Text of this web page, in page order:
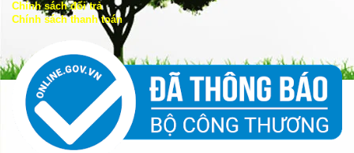
Chính sách đổi trả
Chính sách thanh toán